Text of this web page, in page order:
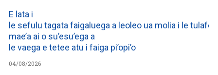
E lata i
le sefulu tagata faigaluega a leoleo ua molia i le
mae’a ai o su’esu’ega a
le vaega e tetee atu i faiga pi’opi’o
04/08/2026